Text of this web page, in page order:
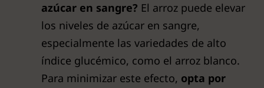
azúcar en sangre? El arroz puede elevar
los niveles de azúcar en sangre,
especialmente las variedades de alto
índice glucémico, como el arroz blanco.
Para minimizar este efecto, opta por